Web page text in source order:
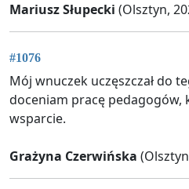
Mariusz Słupecki (Olsztyn,
#1076
Mój wnuczek uczęszczał do
doceniam pracę
wsparcie.
Grażyna Czerwińska